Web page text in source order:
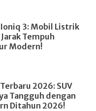
3: Mobil Listrik
Tempuh
Modern!
2026: SUV
Tangguh dengan
Ditahun 2026!